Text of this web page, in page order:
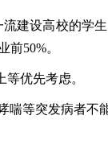
建设高校的学
50%。
优先考虑。
等突发病者不